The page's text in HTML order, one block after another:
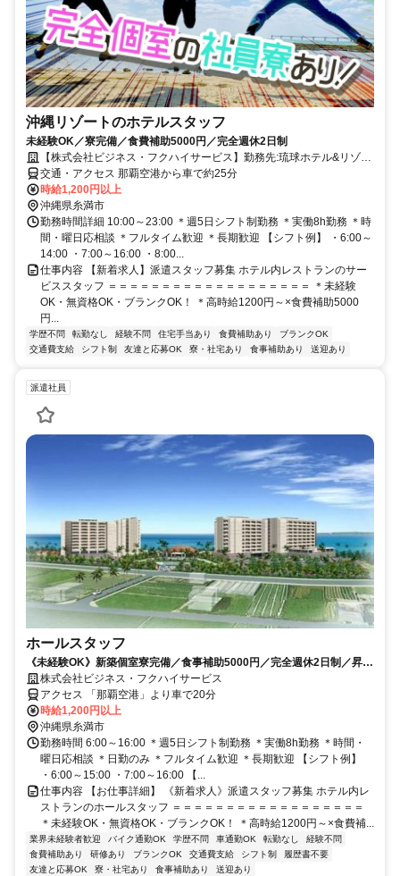
沖縄リゾートのホテルスタッフ
未経験OK／寮完備／食費補助5000円／完全週休2日制
【株式会社ビジネス・フクハイサービス】勤務先:琉球ホテル&リゾー
ト 名城ビーチ
交通・アクセス 那覇空港から車で約25分
時給1,200円以上
沖縄県糸満市
勤務時間詳細 10:00～23:00 ＊週5日シフト制勤務 ＊実働8h勤務 ＊時
間・曜日応相談 ＊フルタイム歓迎 ＊長期歓迎 【シフト例】 ・6:00～
14:00 ・7:00～16:00 ・8:00...
仕事内容 【新着求人】派遣スタッフ募集 ホテル内レストランのサー
ビススタッフ ＝＝＝＝＝＝＝＝＝＝＝＝＝＝＝＝＝＝＝ ＊未経験
OK・無資格OK・ブランクOK！ ＊高時給1200円～×食費補助5000
円...
学歴不問 転勤なし 経験不問 住宅手当あり 食費補助あり
ブランクOK
交通費支給
シフト制 友達と応募OK 寮・社宅あり 食事補助あり 送迎あり
派遣社員
ホールスタッフ
《未経験OK》新築個室寮完備／食事補助5000円／完全週休2日制／昇給
あり／車通勤可／シャトルバス有
株式会社ビジネス・フクハイサービス
アクセス 「那覇空港」より車で20分
時給1,200円以上
沖縄県糸満市
勤務時間 6:00～16:00 ＊週5日シフト制勤務 ＊実働8h勤務 ＊時間・
曜日応相談 ＊日勤のみ ＊フルタイム歓迎 ＊長期歓迎 【シフト例】
・6:00～15:00 ・7:00～16:00 【...
仕事内容 【お仕事詳細】 《新着求人》派遣スタッフ募集 ホテル内レ
ストランのホールスタッフ ＝＝＝＝＝＝＝＝＝＝＝＝＝＝＝＝＝＝
＊未経験OK・無資格OK・ブランクOK！ ＊高時給1200円～×食費補...
業界未経験者歓迎 バイク通勤OK 学歴不問 車通勤OK 転勤なし
経験不問
食費補助あり
研修あり ブランクOK 交通費支給 シフト制
履歴書不要
友達と応募OK
寮・社宅あり 食事補助あり 送迎あり